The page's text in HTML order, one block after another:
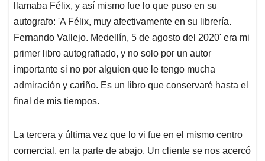
llamaba Félix, y así mismo fue lo que puso en su
autografo: 'A Félix, muy afectivamente en su librería.
Fernando Vallejo. Medellín, 5 de agosto del 2020' era mi
primer libro autografiado, y no solo por un autor
importante si no por alguien que le tengo mucha
admiración y cariño. Es un libro que conservaré hasta el
final de mis tiempos.
La tercera y última vez que lo vi fue en el mismo centro
comercial, en la parte de abajo. Un cliente se nos acercó